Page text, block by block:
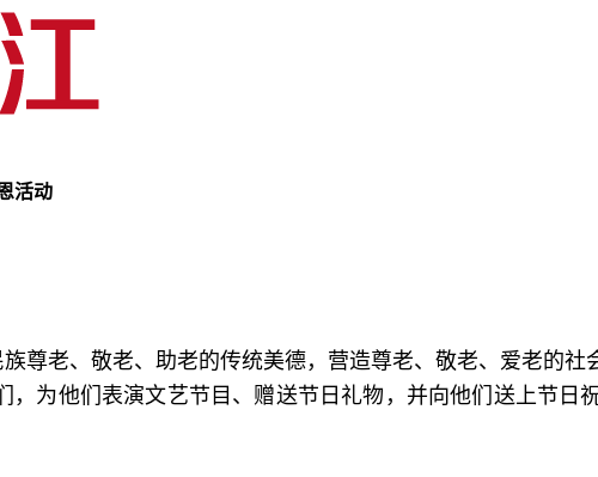
活动
尊老、敬老、助老的传统美德，营造尊老、敬老、爱老的
，为他们表演文艺节目、赠送节日礼物，并向他们送上节